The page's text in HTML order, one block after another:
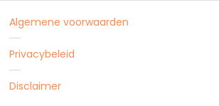
Algemene voorwaarden
Privacybeleid
Disclaimer